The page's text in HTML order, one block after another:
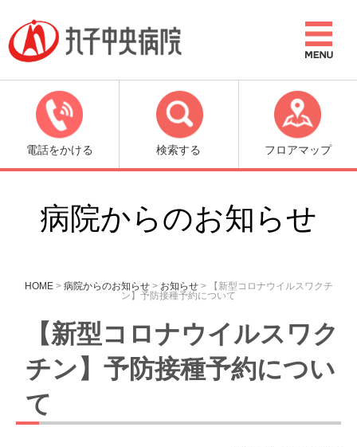
電話をかける 検索する フロアマップ
病院からのお知らせ
HOME> 病院からのお知らせ> お知らせ>
【新型コロナウイルスワクチ
ン】予防接種予約について
【新型コロナウイルスワク
チン】予防接種予約につい
て